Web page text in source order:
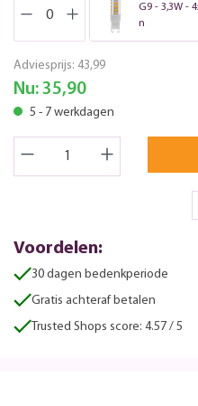
G9 - 3,3W -
n
Adviesprijs: 43,99
Nu: 35,90
5 - 7 werkdagen
Voordelen:
30 dagen bedenkperiode
Gratis achteraf betalen
Trusted Shops score: 4.57 / 5